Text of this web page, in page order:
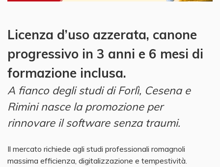
Licenza d’uso azzerata, canone
progressivo in 3 anni e 6 mesi di
formazione inclusa.
A fianco degli studi di Forlì, Cesena e
Rimini nasce la promozione per
rinnovare il software senza traumi.
Il mercato richiede agli studi professionali romagnoli
massima efficienza, digitalizzazione e tempestività.